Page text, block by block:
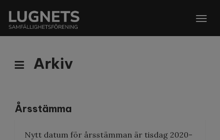
Arkiv
Årsstämma
Nytt datum för årsstämman är tisdag 2020-